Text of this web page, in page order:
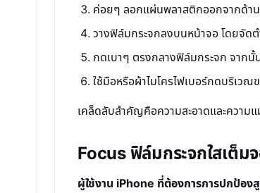
ค่อยๆ ลอกแผ่นพลาสติกออกจากด้าน
วางฟิล์มกระจกลงบนหน้าจอ โดยจัด
กดเบาๆ ตรงกลางฟิล์มกระจก จาก
ใช้มือหรือผ้าไมโครไฟเบอร์กดบริเ
เคล็ดลับสำคัญคือความสะอาดและความ
Focus ฟิล์มกระจกใสเต็ม
ผู้ใช้งาน iPhone ที่ต้องการการปกป้อง